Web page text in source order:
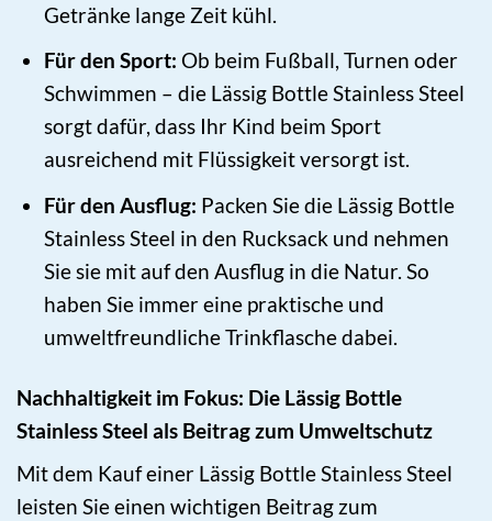
Getränke lange Zeit kühl.
Für den Sport: Ob beim Fußball, Turnen oder
Schwimmen – die Lässig Bottle Stainless Steel
sorgt dafür, dass Ihr Kind beim Sport
ausreichend mit Flüssigkeit versorgt ist.
Für den Ausflug: Packen Sie die Lässig Bottle
Stainless Steel in den Rucksack und nehmen
Sie sie mit auf den Ausflug in die Natur. So
haben Sie immer eine praktische und
umweltfreundliche Trinkflasche dabei.
Nachhaltigkeit im Fokus: Die Lässig Bottle
Stainless Steel als Beitrag zum Umweltschutz
Mit dem Kauf einer Lässig Bottle Stainless Steel
leisten Sie einen wichtigen Beitrag zum